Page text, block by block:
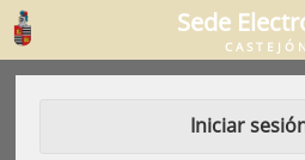
Sede
CASTEJÓN
Iniciar